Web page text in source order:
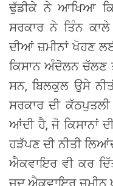
ਢੁੱਡੀਕੇ ਨੇ ਆਖਿਆ ਕਿ
ਸਰਕਾਰ ਨੇ ਤਿੰਨ
ਦੀਆਂ ਜ਼ਮੀਨਾਂ ਖੋਹਣ
ਕਿਸਾਨ ਅੰਦੋਲਨ ਚੱਲਣ
ਸਨ, ਬਿਲਕੁਲ ਉਸੇ
ਸਰਕਾਰ ਦੀ
ਆਂਦੀ ਹੈ, ਜੋ ਕਿਸਾਨਾਂ
ਹੜੱਪਣ ਦੀ ਨੀਤੀ
ਐਕਵਾਇਰ ਵੀ ਕਰ